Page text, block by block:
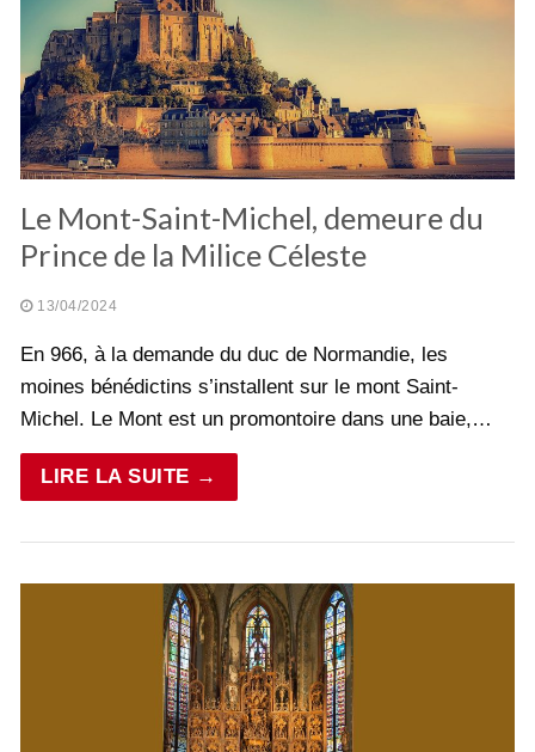
Le Mont-Saint-Michel, demeure du
Prince de la Milice Céleste
13/04/2024
En 966, à la demande du duc de Normandie, les
moines bénédictins s’installent sur le mont Saint-
Michel. Le Mont est un promontoire dans une baie,…
LIRE LA SUITE →